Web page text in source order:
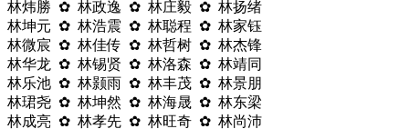
林炜勝 ✿ 林政逸 ✿ 林庄毅 ✿ 林扬绪
林坤元 ✿ 林浩震 ✿ 林聪程 ✿ 林家钰
林微宸 ✿ 林佳传 ✿ 林哲树 ✿ 林杰锋
林华龙 ✿ 林锡贤 ✿ 林洛森 ✿ 林靖同
林乐池 ✿ 林颢雨 ✿ 林丰茂 ✿ 林景朋
林珺尧 ✿ 林坤然 ✿ 林海晟 ✿ 林东梁
林成亮 ✿ 林孝先 ✿ 林旺奇 ✿ 林尚沛